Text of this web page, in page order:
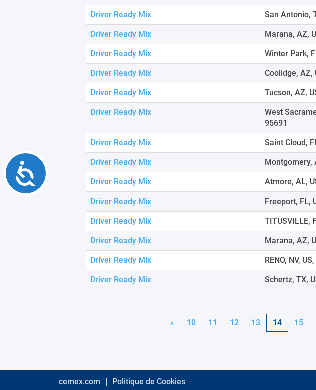
Accessibility
Driver Ready Mix San Antonio,
Driver Ready Mix Marana, AZ,
Driver Ready Mix Winter Park,
Driver Ready Mix Coolidge, AZ,
Driver Ready Mix Tucson, AZ,
Driver Ready Mix
West
95691
Driver Ready Mix Saint Cloud,
Driver Ready Mix Montgomery,
Driver Ready Mix Atmore, AL,
Driver Ready Mix Freeport, FL,
Driver Ready Mix TITUSVILLE,
Driver Ready Mix Marana, AZ,
Driver Ready Mix RENO, NV,
Driver Ready Mix Schertz, TX,
« 10 11 12 13 14 15
cemex.com Politique de Cookies